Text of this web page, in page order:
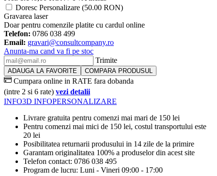
Doresc Personalizare (50.00 RON)
Gravarea laser
Doar pentru comenzile platite cu cardul online
Telefon: 0786 038 499
Email: gravari@consultcompany.ro
Anunta-ma cand va fi pe stoc
Trimite
ADAUGA LA FAVORITE COMPARA PRODUSUL
Cumpara online in RATE fara dobanda
(intre 2 si 6 rate) vezi detalii
INFO3D INFOPERSONALIZARE
Livrare gratuita pentru comenzi mai mari de 150 lei
Pentru comenzi mai mici de 150 lei, costul transportului este
20 lei
Posibilitatea returnarii produsului in 14 zile de la primire
Garantam originalitatea 100% a produselor din acest site
Telefon contact: 0786 038 495
Program de lucru: Luni - Vineri 09:00 - 17:00